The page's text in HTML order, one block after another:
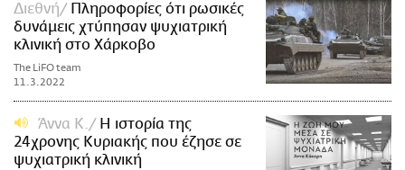
Διεθνή
Πληροφορίες ότι ρωσικές
δυνάμεις χτύπησαν ψυχιατρική
κλινική στο Χάρκοβο
The LiFO team
11.3.2022
Άννα Κ.
Η ιστορία της
24χρονης Κυριακής που έζησε σε
ψυχιατρική κλινική